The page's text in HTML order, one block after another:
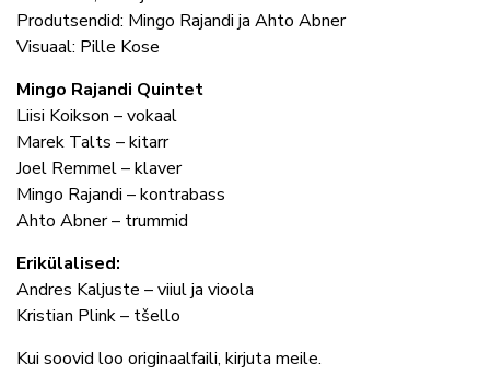
Produtsendid: Mingo Rajandi ja Ahto Abner
Visuaal: Pille Kose
Mingo Rajandi Quintet
Liisi Koikson – vokaal
Marek Talts – kitarr
Joel Remmel – klaver
Mingo Rajandi – kontrabass
Ahto Abner – trummid
Erikülalised:
Andres Kaljuste – viiul ja vioola
Kristian Plink – tšello
Kui soovid loo originaalfaili, kirjuta meile.